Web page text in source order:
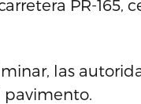
PR-165,
las